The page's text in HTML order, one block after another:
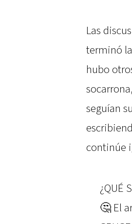
Las
terminó
hubo
seguían
continúe
¿QUÉ
🤔 El